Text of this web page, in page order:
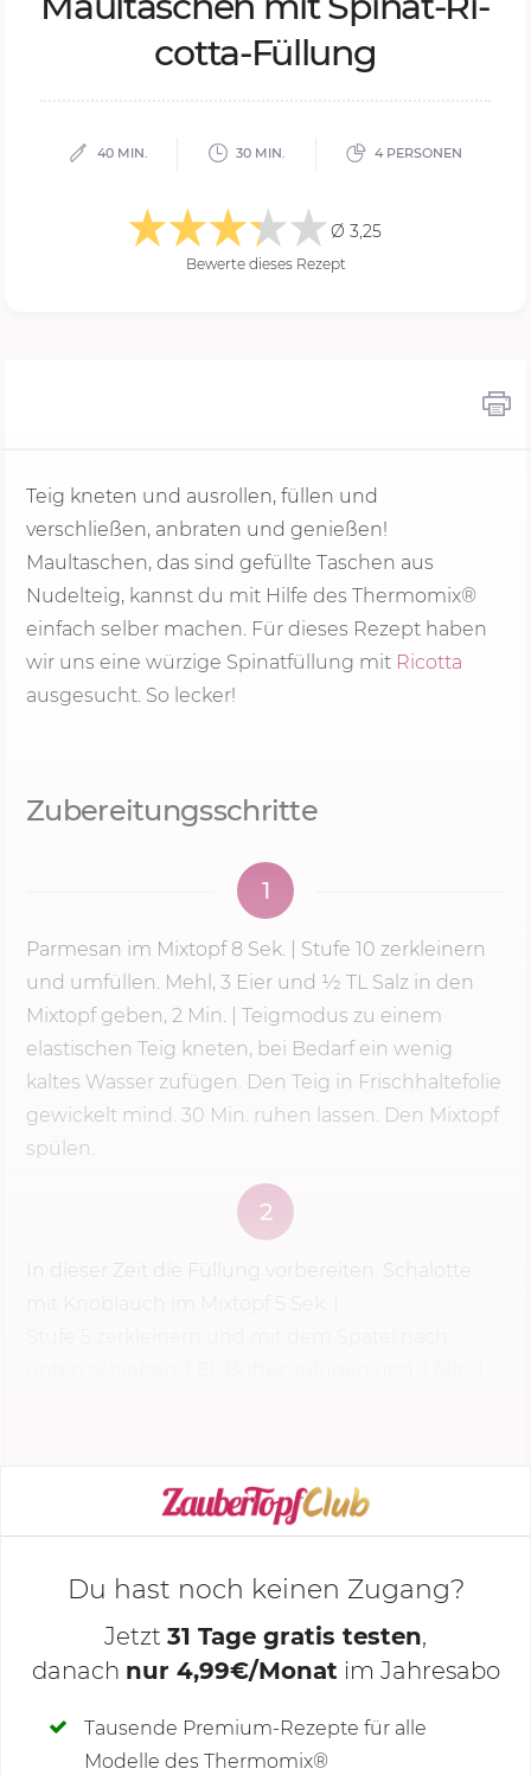
cot­ta-Fül­lung
40 MIN. 30 MIN. 4 PERSONEN
Ø 3,25
Bewerte dieses Rezept
Teig kneten und ausrollen, füllen und
verschließen, anbraten und genießen!
Maultaschen, das sind gefüllte Taschen aus
Nudelteig, kannst du mit Hilfe des Thermomix®
einfach selber machen. Für dieses Rezept haben
wir uns eine würzige Spinatfüllung mit Ricotta
ausgesucht. So lecker!
Zubereitungsschritte
1
Parmesan im Mixtopf 8 Sek.
| Stufe 10 zerkleinern
und umfüllen. Mehl, 3 Eier und 1⁄2 TL Salz in den
Mixtopf geben, 2 Min.
| Teigmodus zu einem
elastischen Teig kneten, bei Bedarf ein wenig
kaltes Wasser zufügen. Den Teig in Frischhaltefolie
gewickelt mind. 30 Min. ruhen lassen. Den Mixtopf
spülen.
2
In dieser Zeit die Füllung vorbereiten. Schalotte
KOCHMODUS STARTEN
Deine Notizen
Du hast noch keinen Zugang?
Jetzt 31 Tage gratis testen,
danach nur 4,99€/Monat im Jahresabo
Tausende Premium-Rezepte für alle
Modelle des Thermomix®